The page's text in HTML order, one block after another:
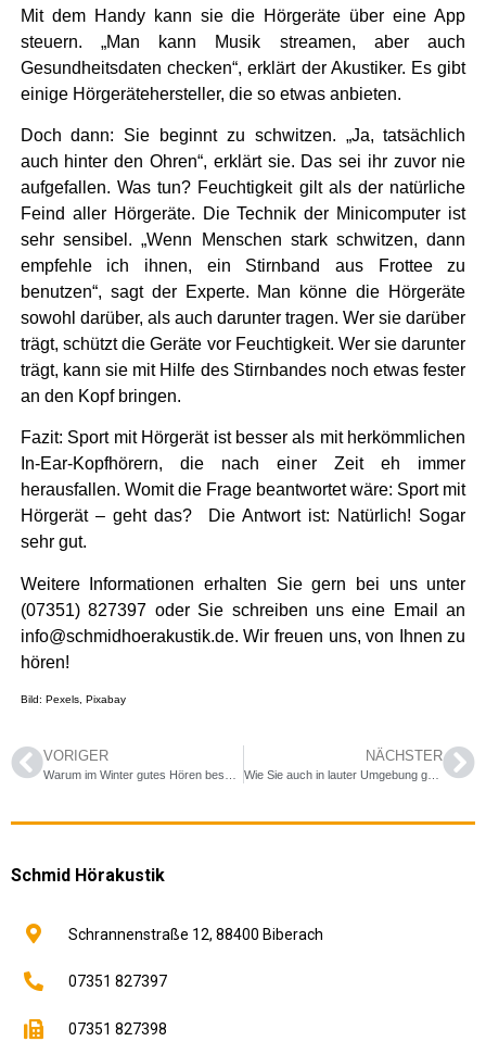
Mit dem Handy kann sie die Hörgeräte über eine App
steuern. „Man kann Musik streamen, aber auch
Gesundheitsdaten checken“, erklärt der Akustiker. Es gibt
einige Hörgerätehersteller, die so etwas anbieten.
Doch dann: Sie beginnt zu schwitzen. „Ja, tatsächlich
auch hinter den Ohren“, erklärt sie. Das sei ihr zuvor nie
aufgefallen. Was tun? Feuchtigkeit gilt als der natürliche
Feind aller Hörgeräte. Die Technik der Minicomputer ist
sehr sensibel. „Wenn Menschen stark schwitzen, dann
empfehle ich ihnen, ein Stirnband aus Frottee zu
benutzen“, sagt der Experte. Man könne die Hörgeräte
sowohl darüber, als auch darunter tragen. Wer sie darüber
trägt, schützt die Geräte vor Feuchtigkeit. Wer sie darunter
trägt, kann sie mit Hilfe des Stirnbandes noch etwas fester
an den Kopf bringen.
Fazit: Sport mit Hörgerät ist besser als mit herkömmlichen
In-Ear-Kopfhörern, die nach einer Zeit eh immer
herausfallen. Womit die Frage beantwortet wäre: Sport mit
Hörgerät – geht das? Die Antwort ist: Natürlich! Sogar
sehr gut.
Weitere Informationen erhalten Sie gern bei uns unter
(07351) 827397 oder Sie schreiben uns eine Email an
info@schmidhoerakustik.de. Wir freuen uns, von Ihnen zu
hören!
Bild: Pexels, Pixabay
VORIGER NÄCHSTER
Wie Sie auch in lauter Umgebung gut hören können
Schmid Hörakustik
Schrannenstraße 12, 88400 Biberach
07351 827397
07351 827398